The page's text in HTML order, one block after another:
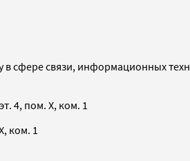
сфере связи, информационных
4, пом. X, ком. 1
ком. 1